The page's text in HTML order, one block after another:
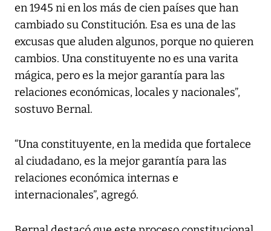
en 1945 ni en los más de cien países que han
cambiado su Constitución. Esa es una de las
excusas que aluden algunos, porque no quieren
cambios. Una constituyente no es una varita
mágica, pero es la mejor garantía para las
relaciones económicas, locales y nacionales”,
sostuvo Bernal.
“Una constituyente, en la medida que fortalece
al ciudadano, es la mejor garantía para las
relaciones económica internas e
internacionales”, agregó.